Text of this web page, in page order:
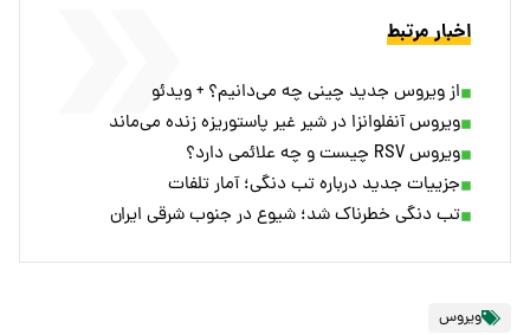
اخبار مرتبط
از ویروس جدید چینی چه می‌دانیم؟ + ویدئو
ویروس آنفلوانزا در شیر غیر پاستوریزه زنده می‌ماند
ویروس RSV چیست و چه علائمی دارد؟
جزییات جدید درباره تب دنگی؛ آمار تلفات
تب دنگی خطرناک شد؛ شیوع در جنوب شرقی ایران
ویروس